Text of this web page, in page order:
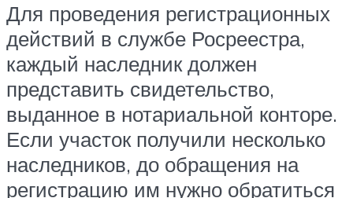
Для проведения регистрационных
действий в службе Росреестра,
каждый наследник должен
представить свидетельство,
выданное в нотариальной конторе.
Если участок получили несколько
наследников, до обращения на
регистрацию им нужно обратиться